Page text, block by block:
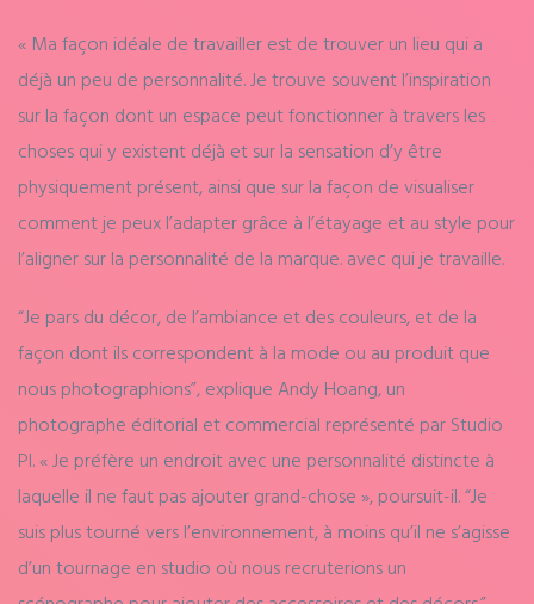
« Ma façon idéale de travailler est de trouver un lieu qui a
déjà un peu de personnalité. Je trouve souvent l’inspiration
sur la façon dont un espace peut fonctionner à travers les
choses qui y existent déjà et sur la sensation d’y être
physiquement présent, ainsi que sur la façon de visualiser
comment je peux l’adapter grâce à l’étayage et au style pour
l’aligner sur la personnalité de la marque. avec qui je travaille.
“Je pars du décor, de l’ambiance et des couleurs, et de la
façon dont ils correspondent à la mode ou au produit que
nous photographions”, explique Andy Hoang, un
photographe éditorial et commercial représenté par Studio
PI. « Je préfère un endroit avec une personnalité distincte à
laquelle il ne faut pas ajouter grand-chose », poursuit-il. “Je
suis plus tourné vers l’environnement, à moins qu’il ne s’agisse
d’un tournage en studio où nous recruterions un